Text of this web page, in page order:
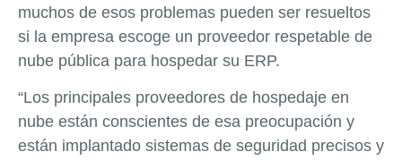
muchos de esos problemas pueden ser resueltos
si la empresa escoge un proveedor respetable de
nube pública para hospedar su ERP.
“Los principales proveedores de hospedaje en
nube están conscientes de esa preocupación y
están implantado sistemas de seguridad precisos y